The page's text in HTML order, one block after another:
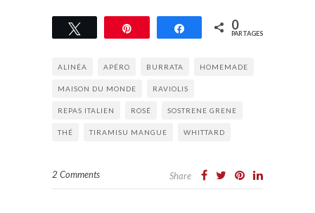
Tweetez Partagez0
PARTAGES
ALINÉA APÉRO BURRATA HOMEMADE
MAISON DU MONDE RAVIOLIS
REPAS ITALIEN ROSÉ SOSTRENE GRENE
THÉ TIRAMISU MANGUE WHITTARD
2 Comments Share